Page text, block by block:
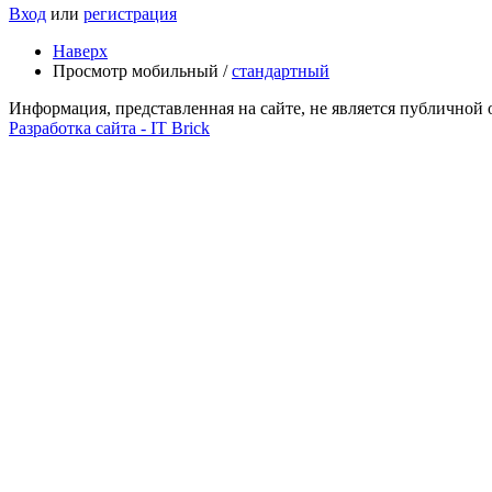
Вход или регистрация
Наверх
Просмотр мобильный /стандартный
Информация, представленная на сайте, не является публичной
Разработка сайта - IT Brick